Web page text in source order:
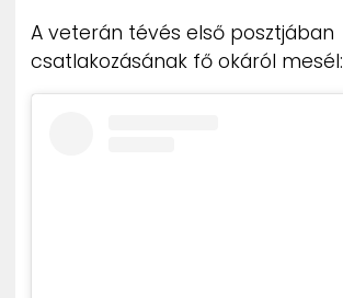
A veterán tévés első posztjában
csatlakozásának fő okáról mesél: